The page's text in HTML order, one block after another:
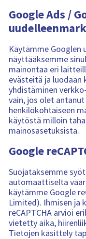
Google Ads /
Käytämme
näyttääksemme
mainontaa eri
evästeitä ja luodaan
yhdistäminen
vain, jos olet
henkilökohtaiseen
käytöstä milloin
mainosasetuksista.
Google
Suojataksemme
automaattiselta
käytämme Google
Limited). Ihmisen ja
reCAPTCHA arvioi
vietetty aika,
Tietojen käsittely